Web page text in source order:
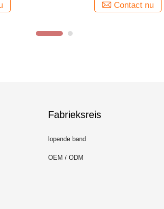
Contact nu
Fabrieksreis
lopende band
OEM / ODM